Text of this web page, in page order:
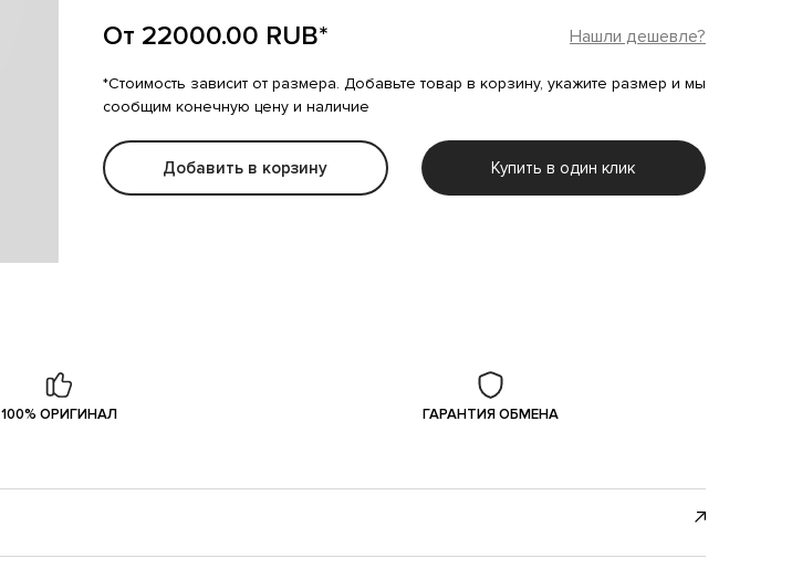
От 22000.00 RUB* Нашли дешевле?
*Стоимость зависит от размера. Добавьте товар в корзину, укажите размер и мы
сообщим конечную цену и наличие
Добавить в корзину Купить в один клик
100% ОРИГИНАЛ ГАРАНТИЯ ОБМЕНА